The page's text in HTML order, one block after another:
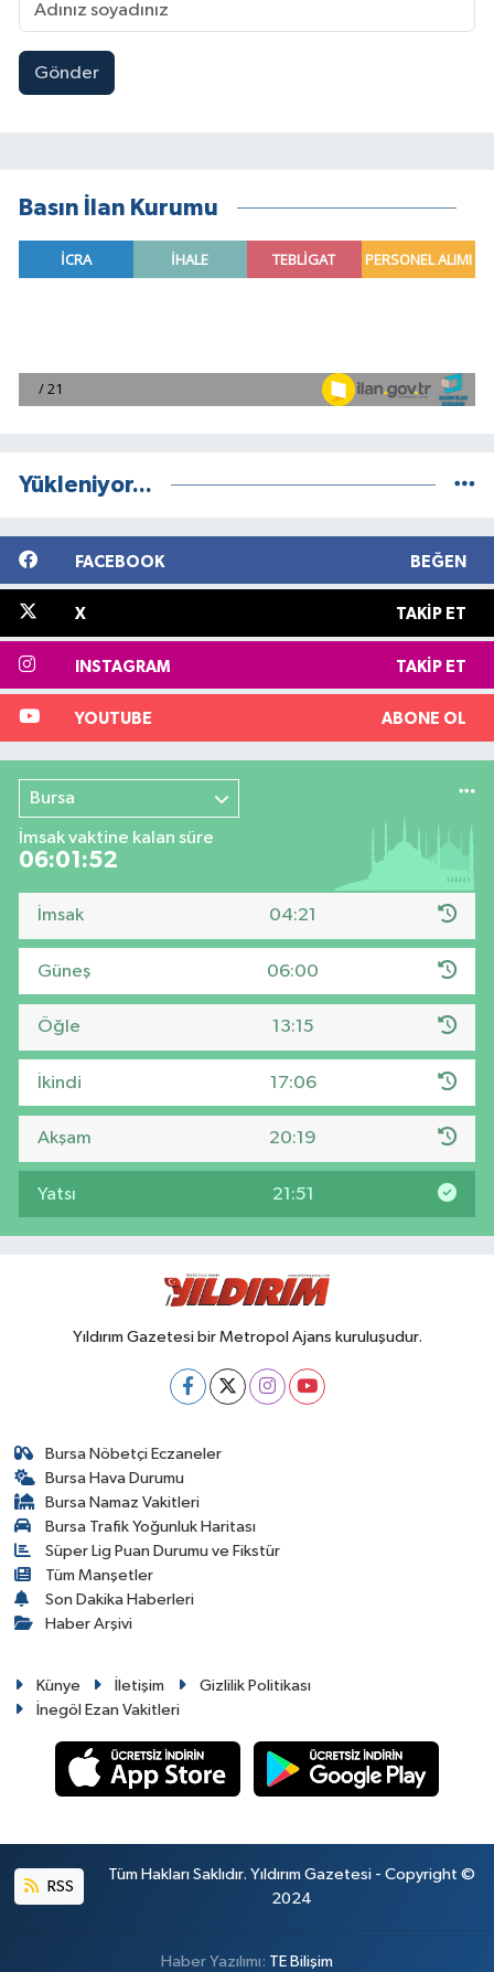
Gönder
Basın İlan Kurumu
Yükleniyor...
FACEBOOK BEĞEN
X TAKIP ET
INSTAGRAM TAKIP ET
YOUTUBE ABONE OL
Bursa
İmsak vaktine kalan süre
06:01:51
İmsak 04:21
Güneş 06:00
Öğle 13:15
İkindi 17:06
Akşam 20:19
Yatsı 21:51
Yıldırım Gazetesi bir Metropol Ajans kuruluşudur.
Bursa Nöbetçi Eczaneler
Bursa Hava Durumu
Bursa Namaz Vakitleri
Bursa Trafik Yoğunluk Haritası
Süper Lig Puan Durumu ve Fikstür
Tüm Manşetler
Son Dakika Haberleri
Haber Arşivi
Künye İletişim
Gizlilik Politikası
İnegöl Ezan Vakitleri
RSS
Tüm Hakları Saklıdır. Yıldırım Gazetesi - Copyright ©
2024
Haber Yazılımı: TE Bilişim